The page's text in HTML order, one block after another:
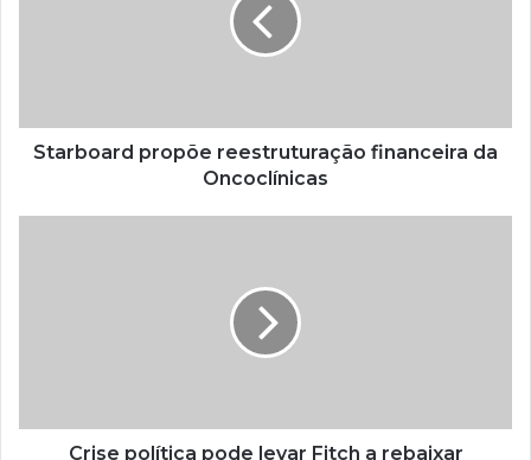
Starboard propõe reestruturação financeira da
Oncoclínicas
Crise política pode levar Fitch a rebaixar